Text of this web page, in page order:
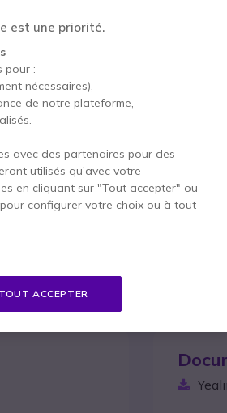
Voir le produit remplaçant
Contactez nos
est une priorité.
pour :
nécessaires),
de notre plateforme,
avec des partenaires pour des
utilisés qu'avec votre
en cliquant sur "Tout accepter" ou
configurer votre choix ou à tout
TOUT ACCEPTER